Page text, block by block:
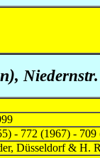
,
- 772 (1967) -
Düsseldorf & H.